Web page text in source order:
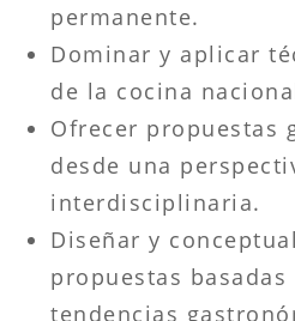
permanente.
Dominar y aplicar
de la cocina
Ofrecer propuestas
desde una
interdisciplinaria.
Diseñar y
propuestas
tendencias